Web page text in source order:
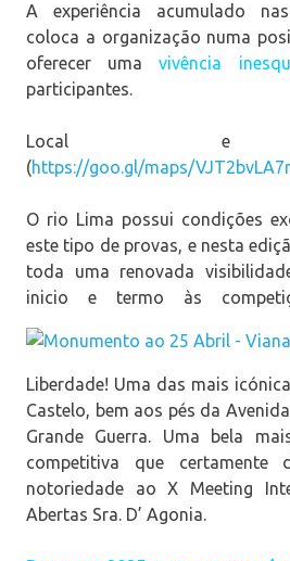
A experiência acumulado
coloca a organização numa
oferecer umavivência
participantes.
Local e
(https://goo.gl/maps/
O rio Lima possui condições
este tipo de provas, e nesta
toda uma renovada
inicio e termo às
Liberdade! Uma das mais
Castelo, bem aos pés da
Grande Guerra. Uma bela
competitiva que certamente
notoriedade ao X Meeting
Abertas Sra. D’ Agonia.